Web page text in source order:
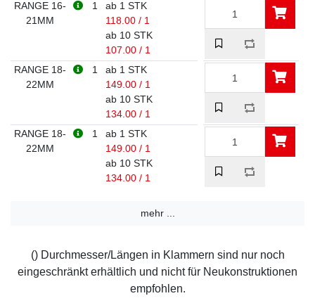
RANGE 16-
21MM
1
ab 1 STK
118.00 / 1
ab 10 STK
107.00 / 1
RANGE 18-
22MM
1
ab 1 STK
149.00 / 1
ab 10 STK
134.00 / 1
RANGE 18-
22MM
1
ab 1 STK
149.00 / 1
ab 10 STK
134.00 / 1
mehr ...
() Durchmesser/Längen in Klammern sind nur noch
eingeschränkt erhältlich und nicht für Neukonstruktionen
empfohlen.